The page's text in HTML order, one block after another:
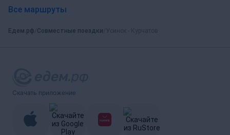
Все маршруты
Едем.рф Совместные поездки
Скачать приложение